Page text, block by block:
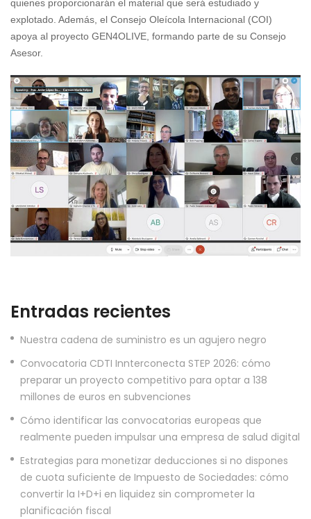
quienes proporcionarán el material que será estudiado y
explotado. Además, el Consejo Oleícola Internacional (COI)
apoya al proyecto GEN4OLIVE, formando parte de su Consejo
Asesor.
Entradas recientes
Nuestra cadena de suministro es un agujero negro
Convocatoria CDTI Innterconecta STEP 2026: cómo
preparar un proyecto competitivo para optar a 138
millones de euros en subvenciones
Cómo identificar las convocatorias europeas que
realmente pueden impulsar una empresa de salud digital
Estrategias para monetizar deducciones si no dispones
de cuota suficiente de Impuesto de Sociedades: cómo
convertir la I+D+i en liquidez sin comprometer la
planificación fiscal